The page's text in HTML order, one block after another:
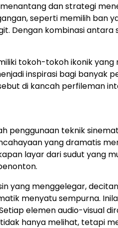
dan strategi
seperti memilih ban
Dengan kombinasi antara
tokoh-tokoh ikonik
inspirasi bagi banyak
di kancah perfileman
penggunaan teknik
yang dramatis
layar dari sudut yang
yang menggelegar,
menyatu sempurna.
elemen audio-visual
hanya melihat, tetapi